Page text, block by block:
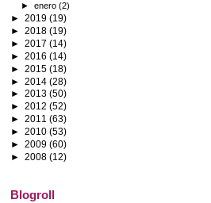
►enero(2)
► 2019 (19)
► 2018 (19)
► 2017 (14)
► 2016 (14)
► 2015 (18)
► 2014 (28)
► 2013 (50)
► 2012 (52)
► 2011 (63)
► 2010 (53)
► 2009 (60)
► 2008 (12)
Blogroll